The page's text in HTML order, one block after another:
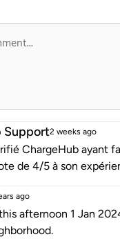
Support2 weeks ago
ChargeHub ayant
de 4/5 à son
ago
afternoon 1 Jan